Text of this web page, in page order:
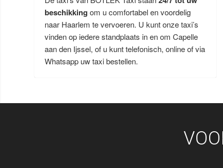
beschikking om u comfortabel en voordelig
naar Haarlem te vervoeren. U kunt onze taxi’s
vinden op iedere standplaats in en om Capelle
aan den Ijssel, of u kunt telefonisch, online of via
Whatsapp uw taxi bestellen.